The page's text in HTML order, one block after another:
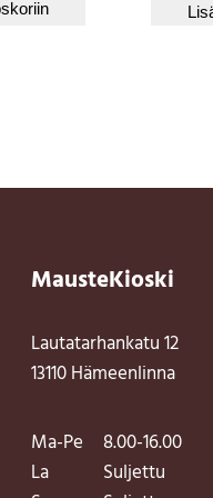
MausteKioski
Lautatarhankatu 12
13110 Hämeenlinna
Ma-Pe
8.00-16.00
La
Suljettu